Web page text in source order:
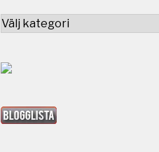
Kategorier